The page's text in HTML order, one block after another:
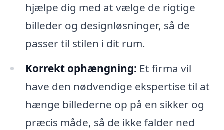
hjælpe dig med at vælge de rigtige
billeder og designløsninger, så de
passer til stilen i dit rum.
Korrekt ophængning: Et firma vil
have den nødvendige ekspertise til at
hænge billederne op på en sikker og
præcis måde, så de ikke falder ned